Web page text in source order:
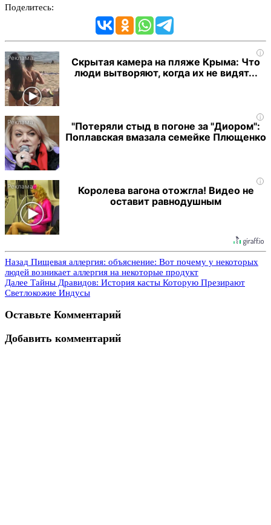
Поделитесь:
i
Скрытая камера на пляже Крыма: Что
люди вытворяют, когда их не видят...
i
"Потеряли стыд в погоне за "Диором":
Поплавская вмазала семейке Плющенко
i
Королева вагона отожгла! Видео не
оставит равнодушным
Назад Пищевая аллергия: объяснение: Вот почему у некоторых
людей возникает аллергия на некоторые продукт
Далее Тайны Дравидов: История касты Которую Презирают
Светлокожие Индусы
Оставьте Комментарий
Добавить комментарий